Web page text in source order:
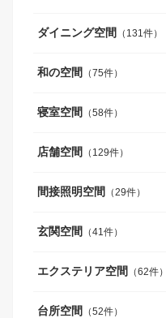
ダイニング空間 （131件）
和の空間 （75件）
寝室空間 （58件）
店舗空間 （129件）
間接照明空間 （29件）
玄関空間 （41件）
エクステリア空間 （62件）
台所空間 （52件）